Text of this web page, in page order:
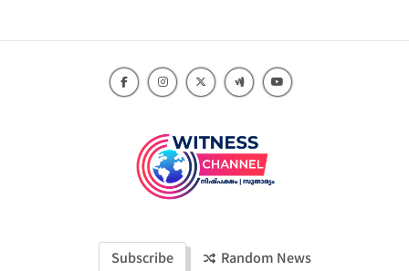
Witness Channel
Subscribe Random News